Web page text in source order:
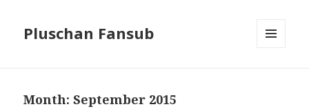
Pluschan Fansub
Month:September 2015